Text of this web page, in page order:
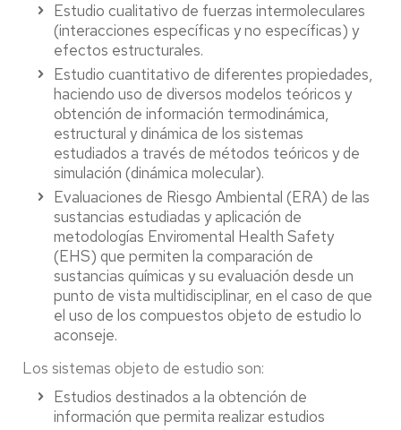
Estudio cualitativo de fuerzas intermoleculares
(interacciones específicas y no específicas) y
efectos estructurales.
Estudio cuantitativo de diferentes propiedades,
haciendo uso de diversos modelos teóricos y
obtención de información termodinámica,
estructural y dinámica de los sistemas
estudiados a través de métodos teóricos y de
simulación (dinámica molecular).
Evaluaciones de Riesgo Ambiental (ERA) de las
sustancias estudiadas y aplicación de
metodologías Enviromental Health Safety
(EHS) que permiten la comparación de
sustancias químicas y su evaluación desde un
punto de vista multidisciplinar, en el caso de que
el uso de los compuestos objeto de estudio lo
aconseje.
Los sistemas objeto de estudio son:
Estudios destinados a la obtención de
información que permita realizar estudios